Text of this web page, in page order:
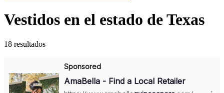
Vestidos en el estado de Texas
18 resultados